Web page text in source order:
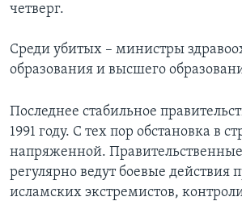
СОЦИАЛЬНЫЕ СЕТИ
Языки
четверг.
Среди убитых – министры
образования и высшего
Последнее стабильное
1991 году. С тех пор обстановка в
напряженной.
регулярно ведут боевые действия
исламских экстремистов,